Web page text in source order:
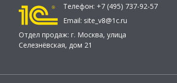
Телефон: +7 (495) 737-92-57
Email: site_v8@1c.ru
Отдел продаж: г. Москва, улица
Селезнёвская, дом 21